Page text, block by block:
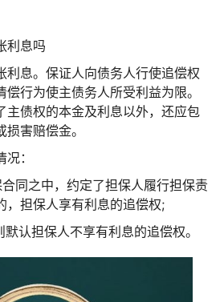
利息吗
利息。保证人向债务人行使追偿权
行为使主债务人所受利益为限。
主债权的本金及利息以外，还应包
害赔偿金。
：
同之中，约定了担保人履行担保责
，担保人享有利息的追偿权;
认担保人不享有利息的追偿权。